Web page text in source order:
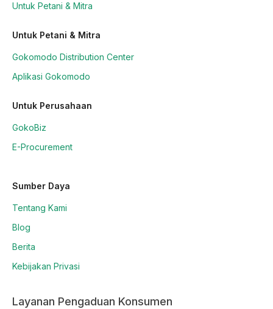
Untuk Petani & Mitra
Untuk Petani & Mitra
Gokomodo Distribution Center
Aplikasi Gokomodo
Untuk Perusahaan
GokoBiz
E-Procurement
Sumber Daya
Tentang Kami
Blog
Berita
Kebijakan Privasi
Layanan Pengaduan Konsumen